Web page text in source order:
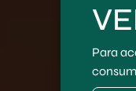
Para